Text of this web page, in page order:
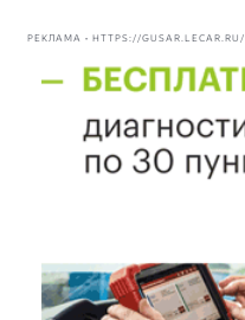
РЕКЛАМА • HTTPS://GUSAR.LECAR.RU/